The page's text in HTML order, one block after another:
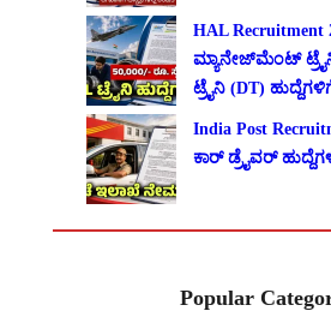
HAL Recruitment
ಮ್ಯಾನೇಜ್‌ಮೆಂಟ್
ಟ್ರೈನಿ (DT)
India Post
ಕಾರ್ ಡ್ರೈವರ್
Popular